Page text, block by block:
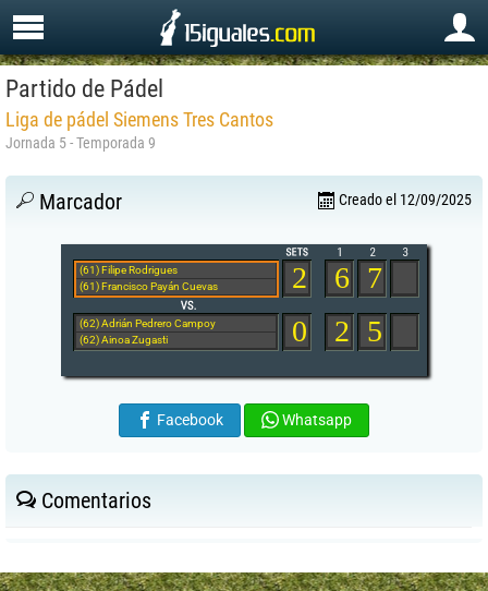
Partido de Pádel
Liga de pádel Siemens Tres Cantos
Jornada 5 - Temporada 9
Marcador Creado el 12/09/2025
(61) Filipe Rodrigues
(61) Francisco Payán Cuevas
(62) Adrián Pedrero Campoy
(62) Ainoa Zugasti
2
0
6 7
2 5
Facebook Whatsapp
Comentarios